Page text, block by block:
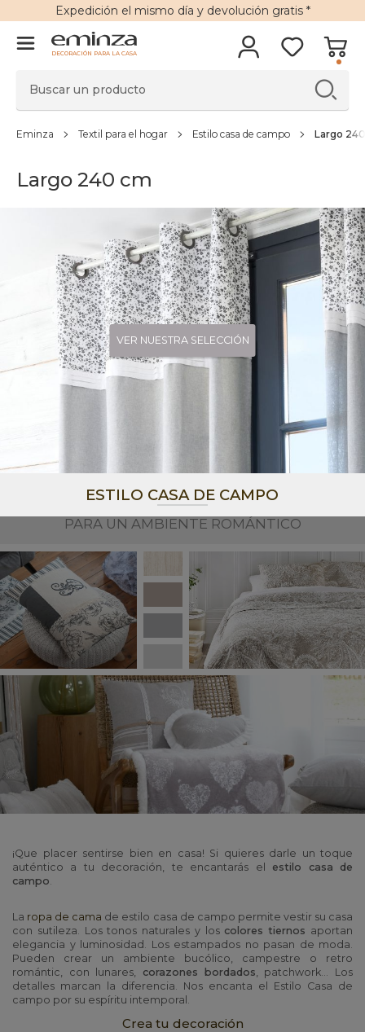
Expedición el mismo día y devolución gratis*
DECORACIÓN PARA LA CASA
Eminza Textil para el hogar Estilo casa de campo Largo
Largo 240 cm
VER NUESTRA SELECCIÓN
ESTILO CASA DE CAMPO
PARA UN AMBIENTE ROMÁNTICO
¡Que placer sentirse bien en casa! Si quieres darle un toque
auténtico a tu decoración, te encantarás el estilo casa de
campo
La ropa de cama de estilo casa de campo permite vestir su casa
con sutileza. Los tonos naturales y los colores tiernos aportan
elegancia y luminosidad. Los estampados no pasan de moda.
Pueden crear un ambiente bucólico, campestre o retro
romántic, con lunares, corazones bordados , patchwork... Los
detalles marcan la diferencia. Nos encanta el Estilo Casa de
campo por su espíritu intemporal.
Crea tu decoración